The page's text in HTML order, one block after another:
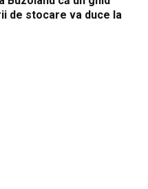
de stocare va duce la